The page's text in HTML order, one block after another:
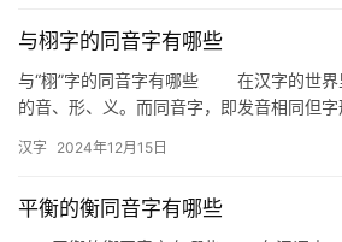
与栩字的同音字有哪些
与“栩”字的同音字有哪些 在汉字的世界
的音、形、义。而同音字，即发音相同但字
与…
汉字 2024年12月15日
平衡的衡同音字有哪些